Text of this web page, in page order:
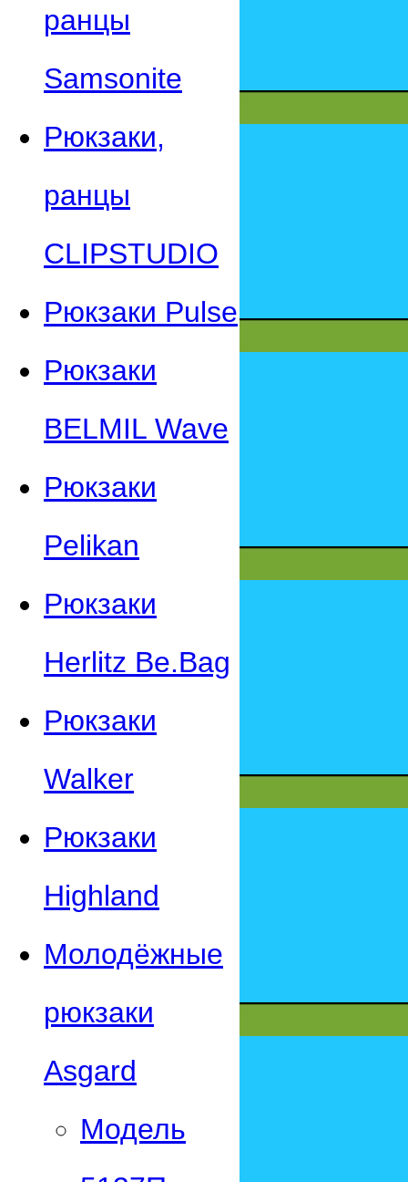
ранцы
Samsonite
Рюкзаки,
ранцы
CLIPSTUDIO
Рюкзаки Pulse
Рюкзаки
BELMIL Wave
Рюкзаки
Pelikan
Рюкзаки
Herlitz Be.Bag
Рюкзаки
Walker
Рюкзаки
Highland
Молодёжные
рюкзаки
Asgard
Модель